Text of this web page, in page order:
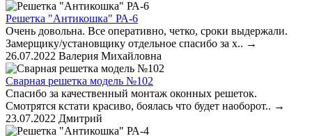
Решетка "Антикошка" РА-6
Очень довольна. Все оперативно, четко, сроки выдержали.
Замерщику/установщику отдельное спасибо за х.. →
26.07.2022 Валерия Михайловна
Сварная решетка модель №102
Спасибо за качественный монтаж оконных решеток.
Смотрятся кстати красиво, боялась что будет наоборот.. →
23.07.2022 Дмитрий